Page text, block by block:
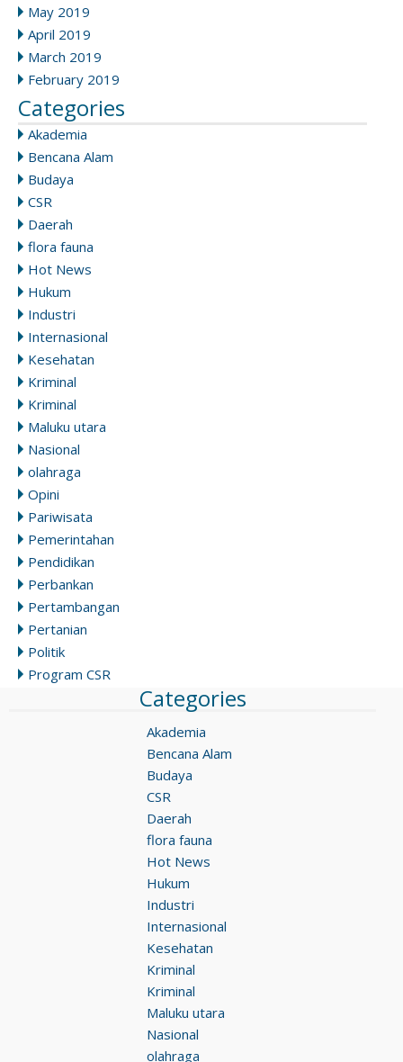
May 2019
April 2019
March 2019
February 2019
Categories
Akademia
Bencana Alam
Budaya
CSR
Daerah
flora fauna
Hot News
Hukum
Industri
Internasional
Kesehatan
Kriminal
Kriminal
Maluku utara
Nasional
olahraga
Opini
Pariwisata
Pemerintahan
Pendidikan
Perbankan
Pertambangan
Pertanian
Politik
Program CSR
Categories
Akademia
Bencana Alam
Budaya
CSR
Daerah
flora fauna
Hot News
Hukum
Industri
Internasional
Kesehatan
Kriminal
Kriminal
Maluku utara
Nasional
olahraga